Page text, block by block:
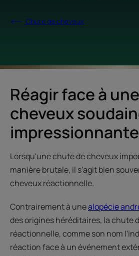
Chute de cheveux
Réagir face à
cheveux
impressionnante
Lorsqu'une chute de cheveux
manière brutale, il s'agit bien
cheveux réactionnelle.
Contrairement à unealopécie
des origines héréditaires, la chute
réactionnelle, comme son nom
réaction face à un événement